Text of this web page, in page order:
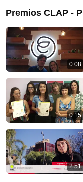
Premios CLAP -
Diseño
0:08
0:15
2:51